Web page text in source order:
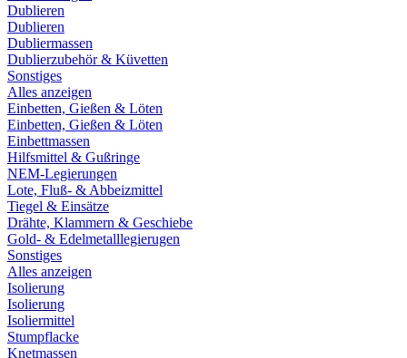
Dublieren
Dublieren
Dubliermassen
Dublierzubehör & Küvetten
Sonstiges
Alles anzeigen
Einbetten, Gießen & Löten
Einbetten, Gießen & Löten
Einbettmassen
Hilfsmittel & Gußringe
NEM-Legierungen
Lote, Fluß- & Abbeizmittel
Tiegel & Einsätze
Drähte, Klammern & Geschiebe
Gold- & Edelmetalllegierugen
Sonstiges
Alles anzeigen
Isolierung
Isolierung
Isoliermittel
Stumpflacke
Knetmassen